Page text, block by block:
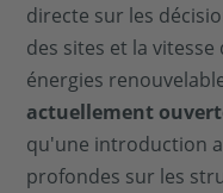
directe sur les
des sites et la
énergies
actuellement
qu'une introduction
profondes sur les